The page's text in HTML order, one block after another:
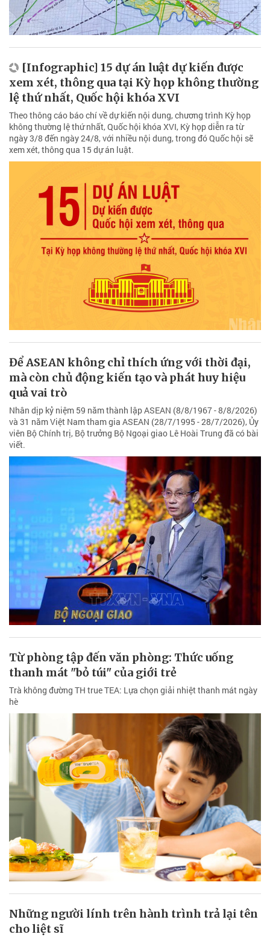
[Infographic] 15 dự án luật dự kiến được
xem xét, thông qua tại Kỳ họp không thường
lệ thứ nhất, Quốc hội khóa XVI
Theo thông cáo báo chí về dự kiến nội dung, chương trình Kỳ họp
không thường lệ thứ nhất, Quốc hội khóa XVI, Kỳ họp diễn ra từ
ngày 3/8 đến ngày 24/8, với nhiều nội dung, trong đó Quốc hội sẽ
xem xét, thông qua 15 dự án luật.
Để ASEAN không chỉ thích ứng với thời đại,
mà còn chủ động kiến tạo và phát huy hiệu
quả vai trò
Nhân dịp kỷ niệm 59 năm thành lập ASEAN (8/8/1967 - 8/8/2026)
và 31 năm Việt Nam tham gia ASEAN (28/7/1995 - 28/7/2026), Ủy
viên Bộ Chính trị, Bộ trưởng Bộ Ngoại giao Lê Hoài Trung đã có bài
viết.
Từ phòng tập đến văn phòng: Thức uống
thanh mát "bỏ túi" của giới trẻ
Trà không đường TH true TEA: Lựa chọn giải nhiệt thanh mát ngày
hè
Những người lính trên hành trình trả lại tên
cho liệt sĩ